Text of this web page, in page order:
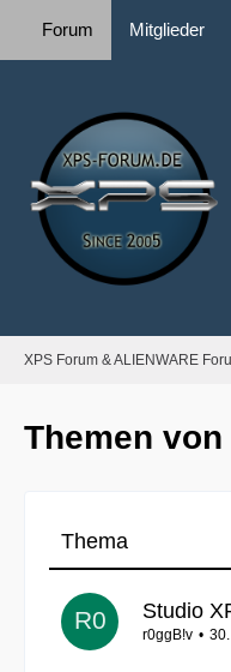
Forum Mitglieder
XPS Forum & ALIENWARE
Themen
Thema
Studio
r0ggB!v